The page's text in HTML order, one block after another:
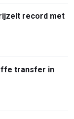
record met
transfer in